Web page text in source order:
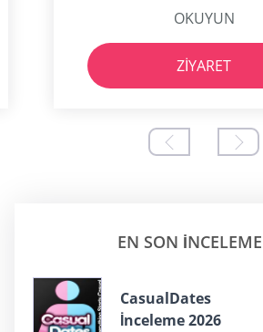
OKUYUN
ZIYARET
EN SON
СasualDates
İnceleme 2026